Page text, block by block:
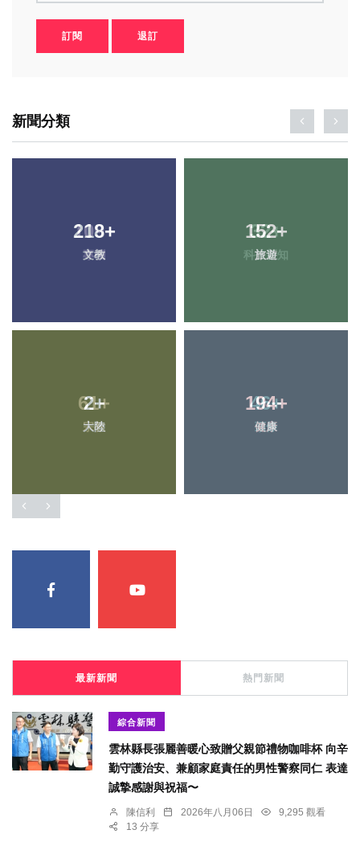
訂閱 退訂
新聞分類
218+
文教
152+
旅遊
2+
大陸
194+
健康
最新新聞 熱門新聞
綜合新聞
雲林縣長張麗善暖心致贈父親節禮物咖啡杯 向辛
勤守護治安、兼顧家庭責任的男性警察同仁 表達
誠摯感謝與祝福〜
陳信利 2026年八月06日
9,295 觀看
13 分享